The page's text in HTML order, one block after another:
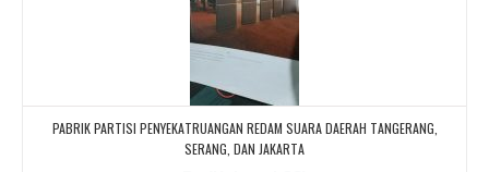
PABRIK PARTISI PENYEKATRUANGAN REDAM SUARA DAERAH TANGERANG,
SERANG, DAN JAKARTA